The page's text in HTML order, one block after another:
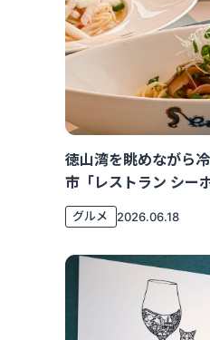
徳山湾を眺めながら
市「レストラン シーホ
グルメ 2026.06.18